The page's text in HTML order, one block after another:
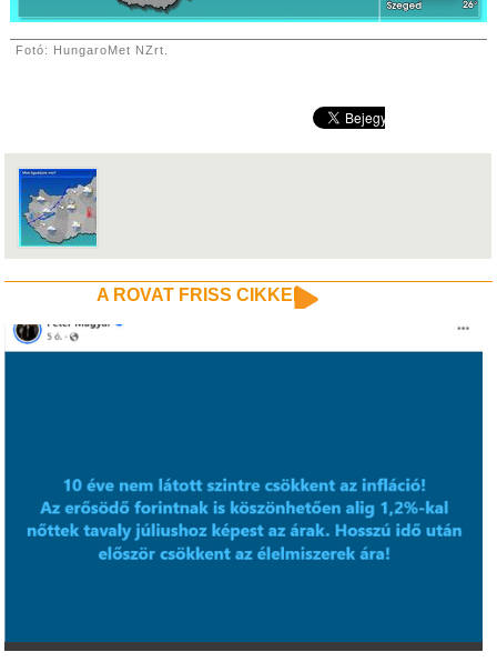
Fotó: HungaroMet NZrt.
A ROVAT FRISS CIKKEI